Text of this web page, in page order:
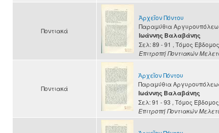
Ποντιακά
Ἀρχεῖον Πόντου
Παραμύθια
Ιωάννης Βαλαβάνης
Σελ: 89 - 91 , Τόμος Έβδομος
Επιτροπή Ποντιακών
Ποντιακά
Ἀρχεῖον Πόντου
Παραμύθια
Ιωάννης Βαλαβάνης
Σελ: 91 - 93 , Τόμος Έβδομος
Επιτροπή Ποντιακών